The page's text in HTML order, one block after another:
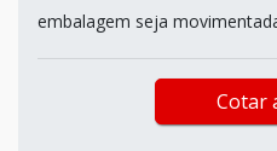
embalagem seja
Cotar